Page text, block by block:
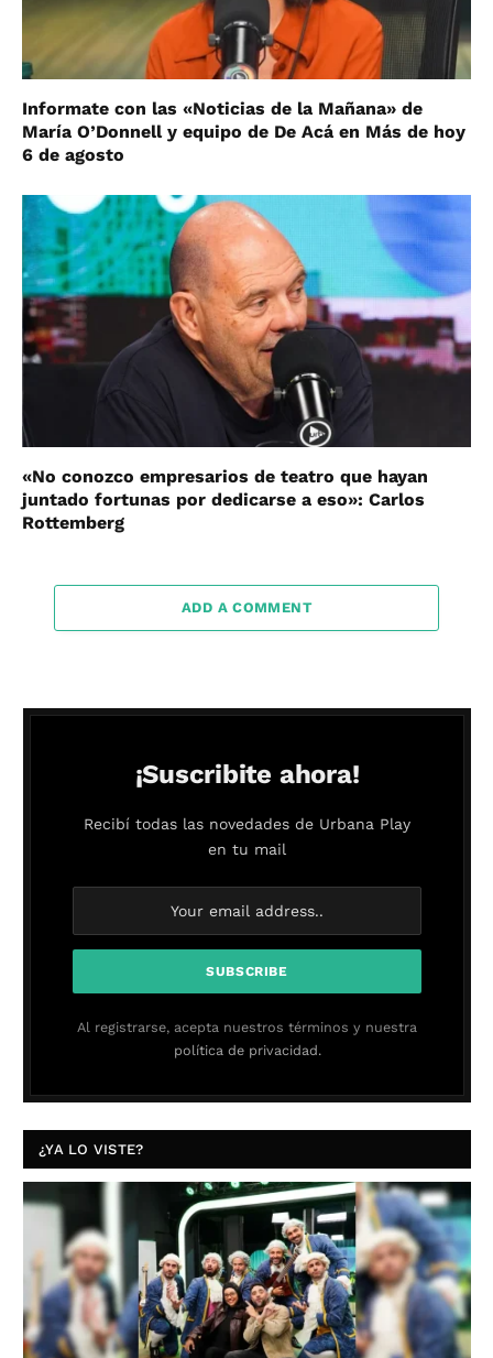
Informate con las «Noticias de la Mañana» de
María O’Donnell y equipo de De Acá en Más de hoy
6 de agosto
«No conozco empresarios de teatro que hayan
juntado fortunas por dedicarse a eso»: Carlos
Rottemberg
ADD A COMMENT
¡Suscribite ahora!
Recibí todas las novedades de Urbana Play
en tu mail
Al registrarse, acepta nuestros términos y nuestra
política de privacidad.
¿YA LO VISTE?